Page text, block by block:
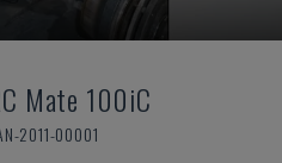
Mate 100iC
2011-00001